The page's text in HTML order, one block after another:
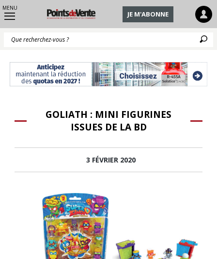
MENU
JE M'ABONNE
GOLIATH : MINI FIGURINES
ISSUES DE LA BD
3 FÉVRIER 2020